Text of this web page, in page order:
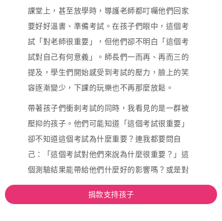
課堂上，甚至放學時，導護老師都叮囑他們回家
要好好溫書、準備考試。在孩子們眼中，這個考
試「對老師很重要」，但他們卻不明白「這個考
試對自己有何意義」。師長們一而再、再而三的
提及，學生們開始感受到考試的壓力，臉上的笑
容逐漸變少，下課的玩樂也不再那麼放鬆。
帶著孩子們衝刺考試的同時，我看見的是一群被
壓抑的孩子。他們可能知道「這個考試很重要」
卻不知道這個考試為什麼重要？連我都要問自
己：「這個考試對他們來說為什麼很重要？」這
個測驗結果能帶給他們什麼好的影響嗎？或是對
他們的未來有什麼幫助？在考試結果上得到世俗
眼光的肯定，對孩子來說有什麼實質意義？除了
捐款支持孩子